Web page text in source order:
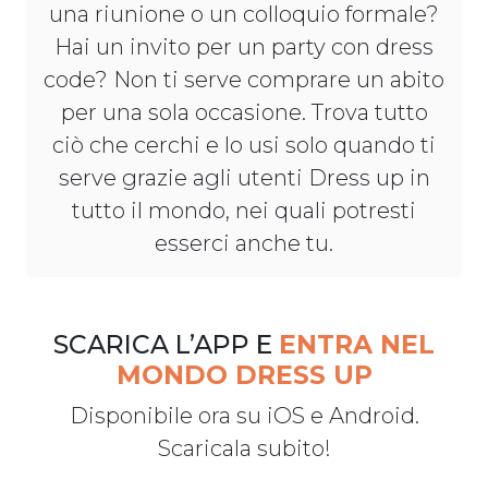
una riunione o un colloquio formale?
Hai un invito per un party con dress
code? Non ti serve comprare un abito
per una sola occasione. Trova tutto
ciò che cerchi e lo usi solo quando ti
serve grazie agli utenti Dress up in
tutto il mondo, nei quali potresti
esserci anche tu.
SCARICA L’APP E ENTRA NEL
MONDO DRESS UP
Disponibile ora su iOS e Android.
Scaricala subito!